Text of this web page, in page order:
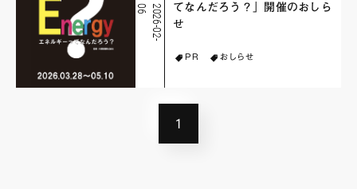
2
0
2
6
-
0
2
-
0
6
てなんだろう？」開催のおしら
せ
PR おしらせ
1